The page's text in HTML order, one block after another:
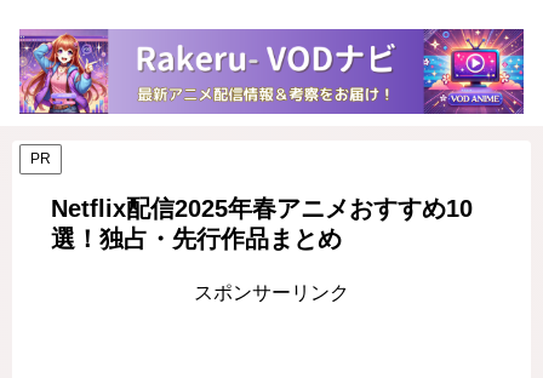
PR
Netflix配信2025年春アニメおすすめ10
選！独占・先行作品まとめ
スポンサーリンク